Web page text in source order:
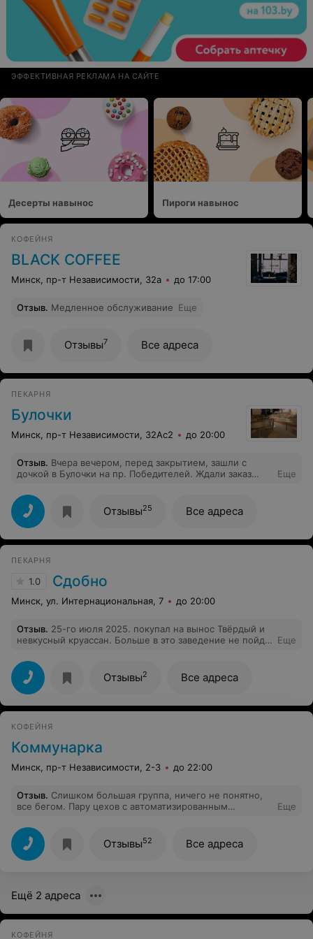
ЭФФЕКТИВНАЯ РЕКЛАМА НА САЙТЕ
Десерты навынос Пироги навынос
КОФЕЙНЯ
BLACK COFFEE
Минск, пр-т Независимости, 32а до 17:00
Отзыв. Медленное обслуживание Еще
Отзывы7 Все адреса
ПЕКАРНЯ
Булочки
Минск, пр-т Независимости, 32Ас2 до 20:00
Отзыв. Вчера вечером, перед закрытием, зашли с
дочкой в Булочки на пр. Победителей. Ждали заказ
молочные коктейли были жидкие, не взбитые,
консистенция молока. Очень жаль. Испортилось место
...
Еще
Отзывы25 Все адреса
ПЕКАРНЯ
1.0 Сдобно
Минск, ул. Интернациональная, 7 до 20:00
Отзыв. 25-го июля 2025. покупал на вынос Твёрдый и
невкусный круассан. Больше в это заведение не пойду.
несвежая, а залежалая. Плохо!!!
Еще
Отзывы2 Все адреса
КОФЕЙНЯ
Коммунарка
Минск, пр-т Независимости, 2-3 до 22:00
Отзыв. Слишком большая группа, ничего не понятно,
все бегом. Пару цехов с автоматизированным
Еще
Отзывы52 Все адреса
Ещё 2 адреса
КОФЕЙНЯ